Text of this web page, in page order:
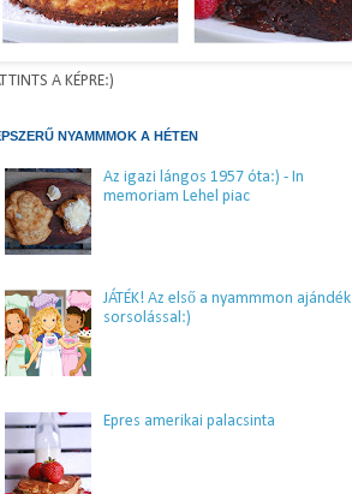
A KÉPRE:)
NYAMMMOK A HÉTEN
Az igazi lángos 1957 óta:) - In
memoriam Lehel piac
JÁTÉK! Az első a nyammmon ajándék
sorsolással:)
Epres amerikai palacsinta